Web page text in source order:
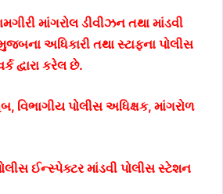
માંગરોલ ડીવીઝન તથા માંડવી
અધિકારી તથા સ્ટાફના પોલીસ
દ્વારા કરેલ છે.
વિભાગીય પોલીસ અધિક્ષક, માંગરોળ
ઈન્સ્પેક્ટર માંડવી પોલીસ સ્ટેશન